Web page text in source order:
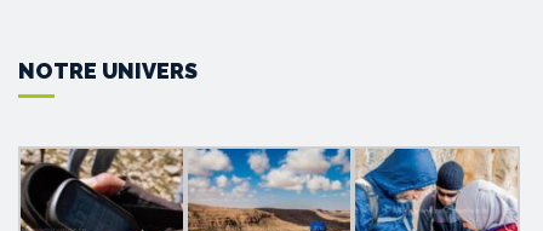
NOTRE UNIVERS